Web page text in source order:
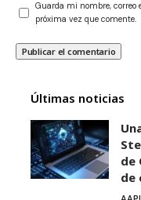
Guarda mi nombre, correo
próxima vez que comente.
Últimas noticias
de
de